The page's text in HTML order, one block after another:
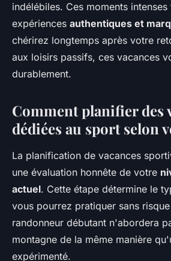
indélébiles. Ces moments
expériences authentiques et
chérirez longtemps après votre
aux loisirs passifs, ces vacances
durablement.
Comment planifier des
dédiées au sport selon
La planification de vacances
une évaluation honnête de votre
actuel. Cette étape détermine le
vous pourrez pratiquer sans
randonneur débutant n'abordera
montagne de la même manière
expérimenté.